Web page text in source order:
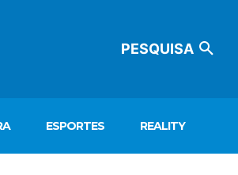
PESQUISA
ESPORTES REALITY